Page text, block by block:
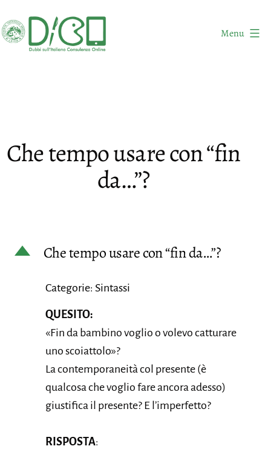
al
contenuto
Online
Menu
Che tempo usare con “fin
da…”?
D Che tempo usare con “fin da…”?
Categorie: Sintassi
QUESITO:
«Fin da bambino voglio o volevo catturare
uno scoiattolo»?
La contemporaneità col presente (è
qualcosa che voglio fare ancora adesso)
giustifica il presente? E l’imperfetto?
RISPOSTA: